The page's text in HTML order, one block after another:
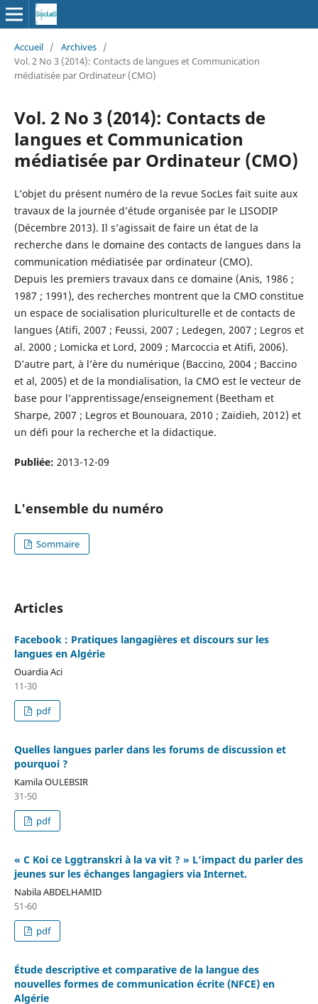
Accueil / Archives /
Vol. 2 No 3 (2014): Contacts de langues et Communication
médiatisée par Ordinateur (CMO)
Vol. 2 No 3 (2014): Contacts de
langues et Communication
médiatisée par Ordinateur (CMO)
L’objet du présent numéro de la revue SocLes fait suite aux
travaux de la journée d’étude organisée par le LISODIP
(Décembre 2013). Il s’agissait de faire un état de la
recherche dans le domaine des contacts de langues dans la
communication médiatisée par ordinateur (CMO).
Depuis les premiers travaux dans ce domaine (Anis, 1986 ;
1987 ; 1991), des recherches montrent que la CMO constitue
un espace de socialisation pluriculturelle et de contacts de
langues (Atifi, 2007 ; Feussi, 2007 ; Ledegen, 2007 ; Legros et
al. 2000 ; Lomicka et Lord, 2009 ; Marcoccia et Atifi, 2006).
D’autre part, à l’ère du numérique (Baccino, 2004 ; Baccino
et al, 2005) et de la mondialisation, la CMO est le vecteur de
base pour l’apprentissage/enseignement (Beetham et
Sharpe, 2007 ; Legros et Bounouara, 2010 ; Zaidieh, 2012) et
un défi pour la recherche et la didactique.
Publiée: 2013-12-09
L'ensemble du numéro
Sommaire
Articles
Facebook : Pratiques langagières et discours sur les
langues en Algérie
Ouardia Aci
11-30
pdf
Quelles langues parler dans les forums de discussion et
pourquoi ?
Kamila OULEBSIR
31-50
pdf
« C Koi ce Lggtranskri à la va vit ? » L’impact du parler des
jeunes sur les échanges langagiers via Internet.
Nabila ABDELHAMID
51-60
pdf
Étude descriptive et comparative de la langue des
nouvelles formes de communication écrite (NFCE) en
Algérie